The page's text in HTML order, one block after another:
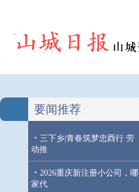
要闻推荐
· 三下乡|青春筑梦忠酉行 劳
动推
· 2026重庆新注册小公司，哪
家代